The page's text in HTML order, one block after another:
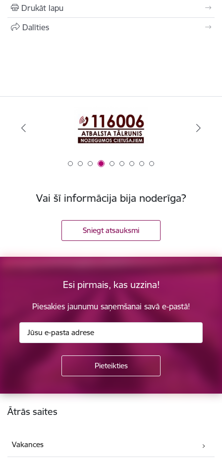
Drukāt lapu
Dalīties
Vai šī informācija bija noderīga?
Sniegt atsauksmi
Esi pirmais, kas uzzina!
Piesakies jaunumu saņemšanai savā e-pastā!
Kājene
Ātrās saites
Vakances